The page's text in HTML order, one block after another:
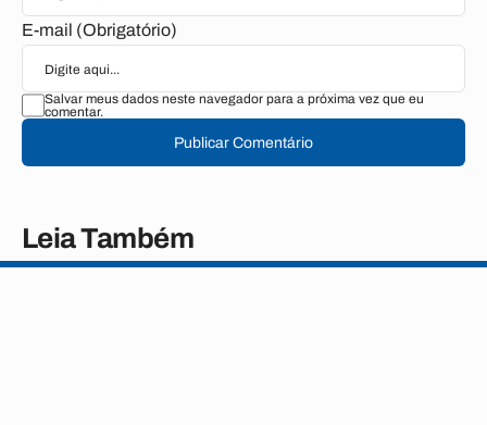
E-mail (Obrigatório)
Salvar meus dados neste navegador para a próxima vez que eu
comentar.
Publicar Comentário
Leia Também